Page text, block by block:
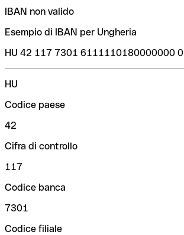
IBAN non valido
Esempio di IBAN per Ungheria
HU 42 117 7301 6111110180000000 0
HU
Codice paese
42
Cifra di controllo
117
Codice banca
7301
Codice filiale